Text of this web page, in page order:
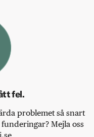
fel.
problemet så snart
Mejla oss